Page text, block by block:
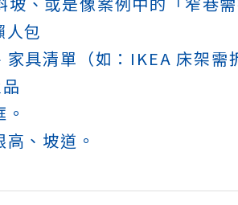
人包
具清單（如：IKEA 床架需
、坡道。